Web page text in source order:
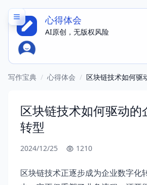
心得体会
AI原创，无版权风险
写作宝典 / 心得体会 / 区块链技术如何驱
区块链技术如何驱动的
转型
2024/12/25 1210
区块链技术正逐步成为企业数字化